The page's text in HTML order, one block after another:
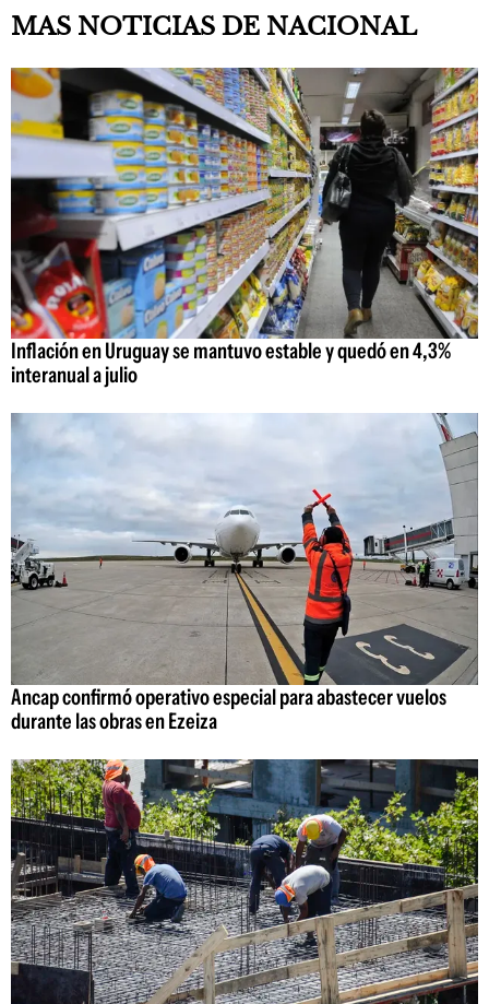
MAS NOTICIAS DE NACIONAL
Inflación en Uruguay se mantuvo estable y quedó en 4,3%
interanual a julio
Ancap confirmó operativo especial para abastecer vuelos
durante las obras en Ezeiza